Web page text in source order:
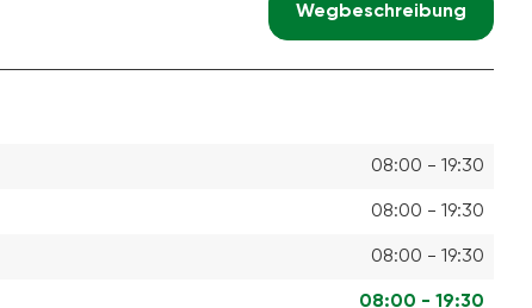
Wegbeschreibung
08:00 - 19:30
08:00 - 19:30
08:00 - 19:30
08:00 - 19:30